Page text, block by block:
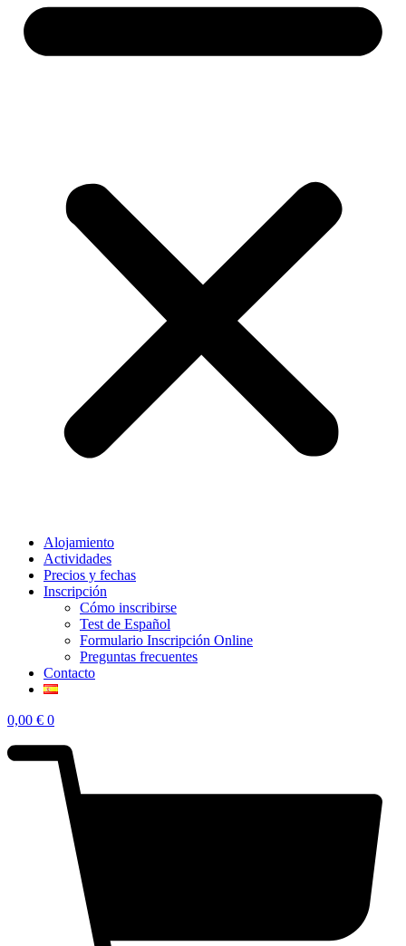
Alojamiento
Actividades
Precios y fechas
Inscripción
Cómo inscribirse
Test de Español
Formulario Inscripción Online
Preguntas frecuentes
Contacto
0,00 € 0